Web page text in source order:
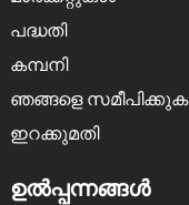
പദ്ധതി
കമ്പനി
ഞങ്ങളെ സമീപിക്കുക
ഇറക്കുമതി
ഉൽപ്പന്നങ്ങൾ